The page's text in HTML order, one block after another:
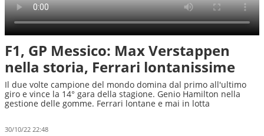
F1, GP Messico: Max Verstappen
nella storia, Ferrari lontanissime
Il due volte campione del mondo domina dal primo all'ultimo
giro e vince la 14° gara della stagione. Genio Hamilton nella
gestione delle gomme. Ferrari lontane e mai in lotta
30/10/22 22:48